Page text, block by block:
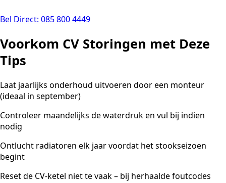
Bel Direct: 085 800 4449
Voorkom CV Storingen met Deze
Tips
Laat jaarlijks onderhoud uitvoeren door een monteur
(ideaal in september)
Controleer maandelijks de waterdruk en vul bij indien
nodig
Ontlucht radiatoren elk jaar voordat het stookseizoen
begint
Reset de CV-ketel niet te vaak – bij herhaalde foutcodes